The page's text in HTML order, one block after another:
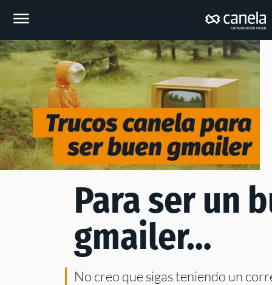
Para ser un
gmailer…
No creo que sigas teniendo un